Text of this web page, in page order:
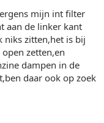
mijn int filter
aan de linker kant
niks zitten,het is bij
zetten,en
dampen in de
daar ook op zoek